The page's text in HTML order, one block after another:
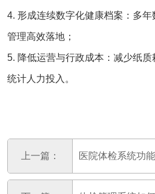
4. 形成连续数字化健康档案：多
管理高效落地；
5. 降低运营与行政成本：减少纸
统计人力投入。
上一篇： 医院体检系统功